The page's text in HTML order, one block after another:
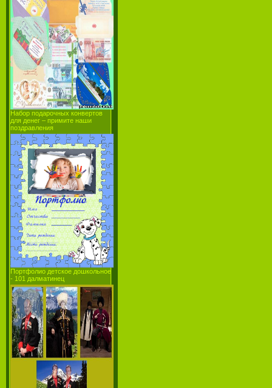
Набор подарочных конвертов
для денег – примите наши
поздравления
Портфолио детское дошкольное
- 101 далматинец